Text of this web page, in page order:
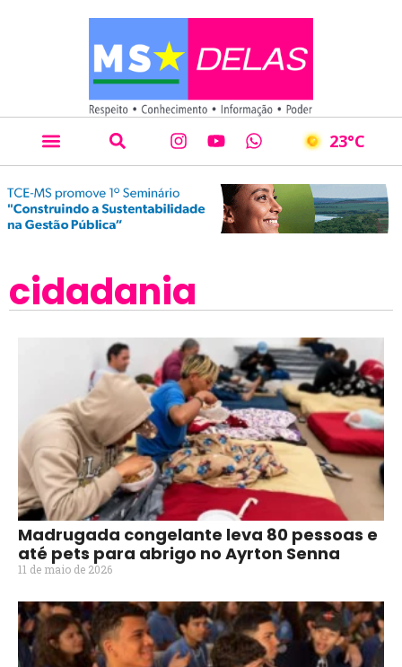
23°C
cidadania
Madrugada congelante leva 80 pessoas e
até pets para abrigo no Ayrton Senna
11 de maio de 2026